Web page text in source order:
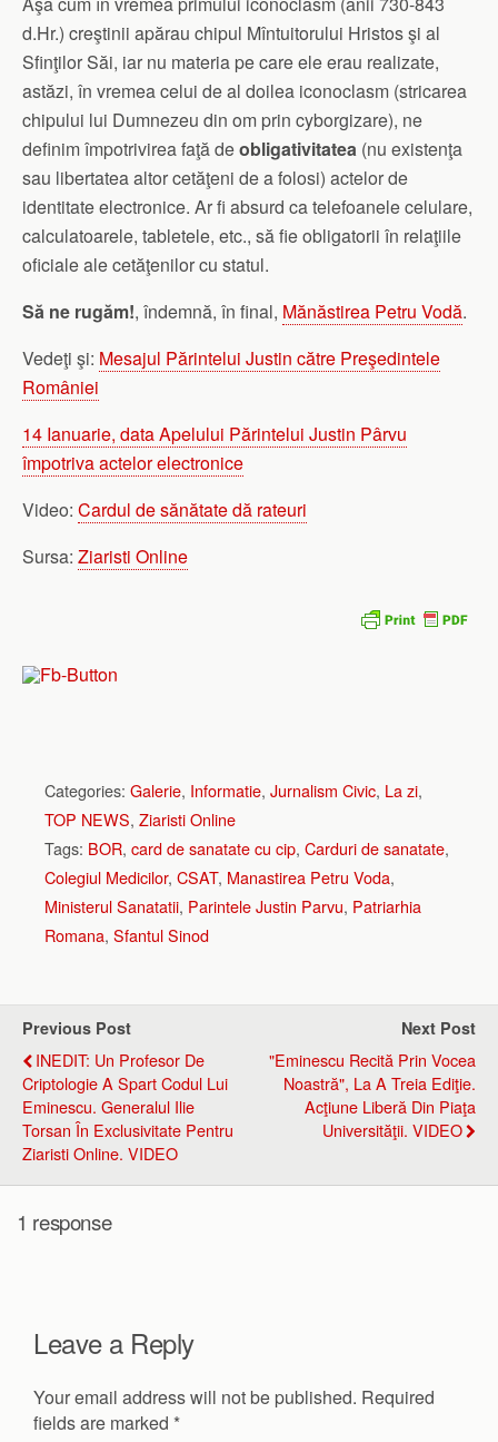
d.Hr.) creştinii apărau chipul Mîntuitorului Hristos şi al
Sfinţilor Săi, iar nu materia pe care ele erau realizate,
astăzi, în vremea celui de al doilea iconoclasm (stricarea
chipului lui Dumnezeu din om prin cyborgizare), ne
definim împotrivirea faţă deobligativitatea (nu existenţa
sau libertatea altor cetăţeni de a folosi) actelor de
identitate electronice. Ar fi absurd ca telefoanele celulare,
calculatoarele, tabletele, etc., să fie obligatorii în relaţiile
oficiale ale cetăţenilor cu statul.
Să ne rugăm!, îndemnă, în final, Mănăstirea Petru Vodă.
Vedeţi şi: Mesajul Părintelui Justin către Preşedintele
României
14 Ianuarie, data Apelului Părintelui Justin Pârvu
împotriva actelor electronice
Video: Cardul de sănătate dă rateuri
Sursa: Ziaristi Online
Categories: Galerie, Informatie, Jurnalism Civic, La zi,
TOP NEWS, Ziaristi Online
Tags: BOR, card de sanatate cu cip, Carduri de sanatate,
Colegiul Medicilor, CSAT, Manastirea Petru Voda,
Ministerul Sanatatii, Parintele Justin Parvu, Patriarhia
Romana, Sfantul Sinod
Previous Post
INEDIT: Un Profesor De
Criptologie A Spart Codul Lui
Eminescu. Generalul Ilie
Torsan În Exclusivitate Pentru
Ziaristi Online. VIDEO
Next Post
"Eminescu Recită Prin Vocea
Noastră", La A Treia Ediţie.
Acţiune Liberă Din Piaţa
Universităţii. VIDEO
1 response
Leave a Reply
Your email address will not be published. Required
fields are marked *